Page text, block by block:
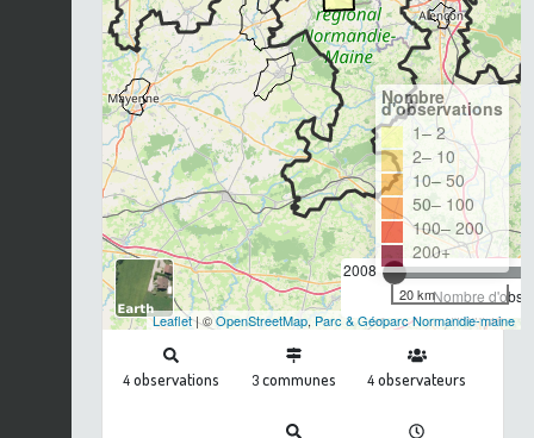
2008
Nombre
Nombre
d'observations
1– 2
2– 10
10– 50
50– 100
100– 200
200+
20 km
Leaflet| ©OpenStreetMap, Parc & Géoparc Normandie-maine
4observations 3communes 4observateurs